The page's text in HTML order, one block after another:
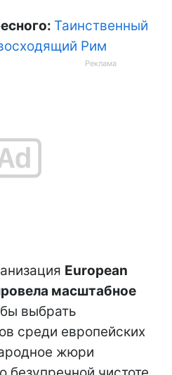
Таинственный
Рим
European
масштабное
выбрать
среди европейских
жюри